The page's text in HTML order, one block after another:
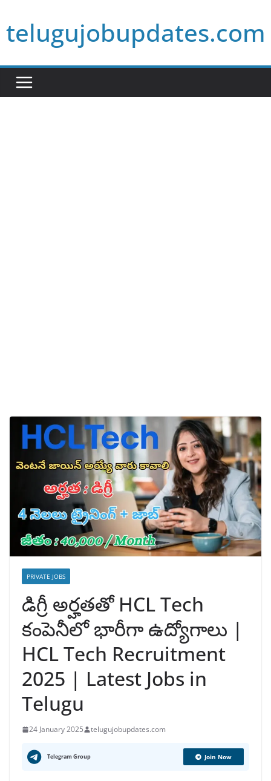
to
content
telugujobupdates.com
PRIVATE JOBS
డిగ్రీ అర్హతతో HCL Tech
కంపెనీలో భారీగా ఉద్యోగాలు |
HCL Tech Recruitment
2025 | Latest Jobs in
Telugu
24 January 2025 telugujobupdates.com
Telegram Group Join Now